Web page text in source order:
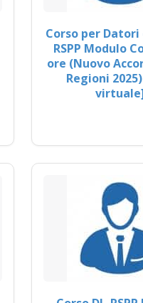
Corso per
RSPP Modulo
ore (Nuovo
Regioni